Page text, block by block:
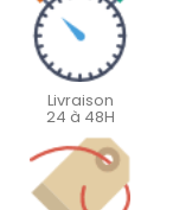
Livraison
24 à 48H